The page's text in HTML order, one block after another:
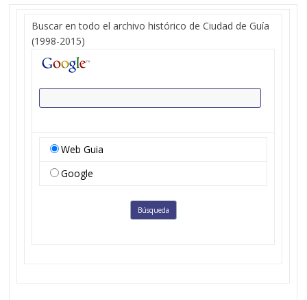
Buscar en todo el archivo histórico de Ciudad de Guía
(1998-2015)
Web Guia
Google